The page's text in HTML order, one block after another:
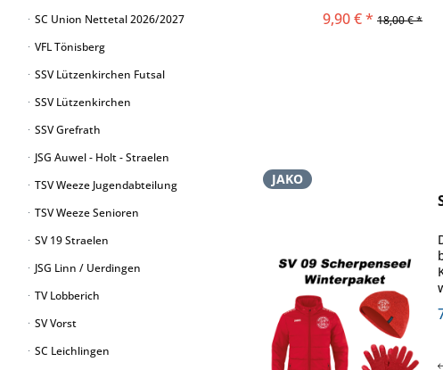
SC Union Nettetal 2026/2027
VFL Tönisberg
SSV Lützenkirchen Futsal
SSV Lützenkirchen
SSV Grefrath
JSG Auwel - Holt - Straelen
TSV Weeze Jugendabteilung
TSV Weeze Senioren
SV 19 Straelen
JSG Linn / Uerdingen
TV Lobberich
SV Vorst
SC Leichlingen
9,90 € * 18,00 € *
JAKO